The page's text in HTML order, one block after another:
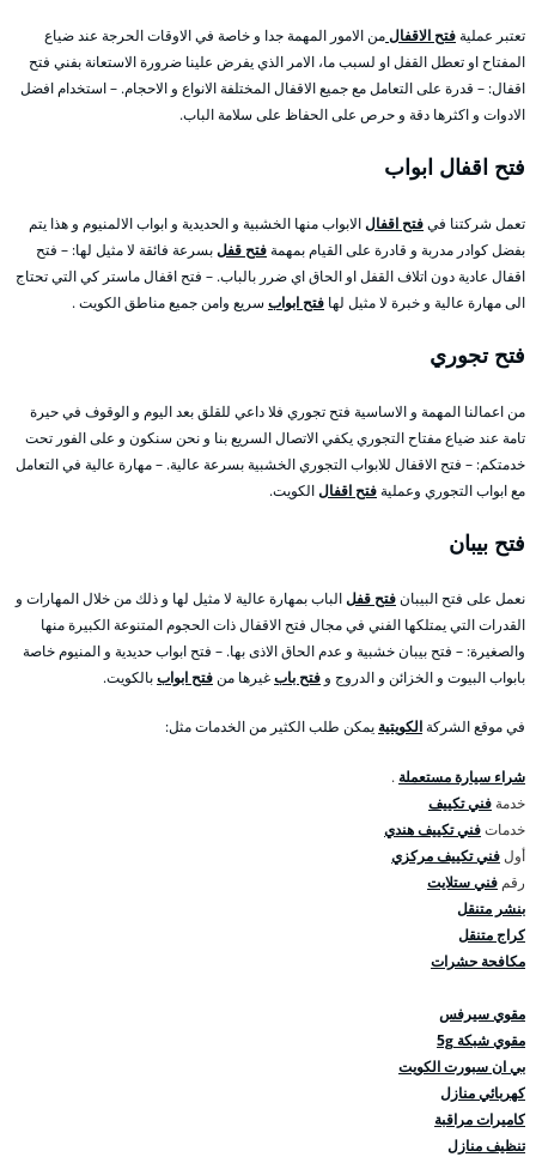
تعتبر عمليةفتح الاقفالمن الامور المهمة جدا و خاصة في الاوقات الحرجة عند ضياع
المفتاح او تعطل القفل او لسبب ما، الامر الذي يفرض علينا ضرورة الاستعانة بفني فتح
اقفال: – قدرة على التعامل مع جميع الاقفال المختلفة الانواع و الاحجام. – استخدام افضل
الادوات و اكثرها دقة و حرص على الحفاظ على سلامة الباب.
فتح اقفال ابواب
تعمل شركتنا فيفتح اقفالالابواب منها الخشبية و الحديدية و ابواب الالمنيوم و هذا يتم
بفضل كوادر مدربة و قادرة على القيام بمهمةفتح قفلبسرعة فائقة لا مثيل لها: – فتح
اقفال عادية دون اتلاف القفل او الحاق اي ضرر بالباب. – فتح اقفال ماستر كي التي تحتاج
الى مهارة عالية و خبرة لا مثيل لها فتح ابواب سريع وامن جميع مناطق الكويت .
فتح تجوري
من اعمالنا المهمة و الاساسية فتح تجوري فلا داعي للقلق بعد اليوم و الوقوف في حيرة
تامة عند ضياع مفتاح التجوري يكفي الاتصال السريع بنا و نحن سنكون و على الفور تحت
خدمتكم: – فتح الاقفال للابواب التجوري الخشبية بسرعة عالية. – مهارة عالية في التعامل
مع ابواب التجوري وعمليةفتح اقفالالكويت.
فتح بيبان
نعمل على فتح البيبانفتح قفلالباب بمهارة عالية لا مثيل لها و ذلك من خلال المهارات و
القدرات التي يمتلكها الفني في مجال فتح الاقفال ذات الحجوم المتنوعة الكبيرة منها
والصغيرة: – فتح بيبان خشبية و عدم الحاق الاذى بها. – فتح ابواب حديدية و المنيوم خاصة
بابواب البيوت و الخزائن و الدروج و فتح بابغيرها منفتح ابواببالكويت.
في موقع الشركةالكويتية يمكن طلب الكثير من الخدمات مثل:
شراء سيارة مستعملة .
خدمة فني تكييف
خدماتفني تكييف هندي
أولفني تكييف مركزي
رقم فني ستلايت
بنشر متنقل
كراج متنقل
مكافحة حشرات
مقوي سيرفس
مقوي شبكة 5g
بي ان سبورت الكويت
كهربائي منازل
كاميرات مراقبة
تنظيف منازل